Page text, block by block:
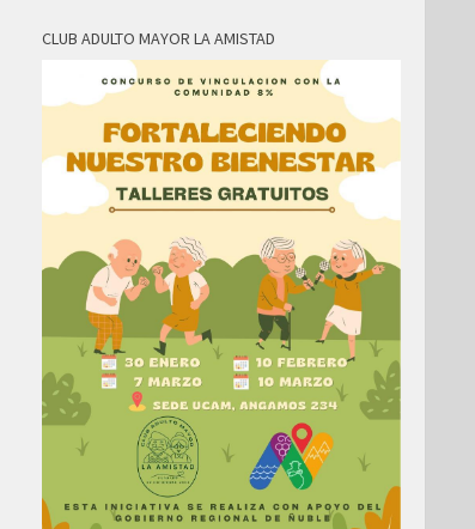
CLUB ADULTO MAYOR LA AMISTAD